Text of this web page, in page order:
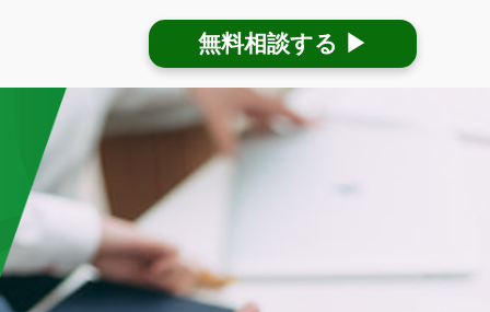
無料相談する ▶︎